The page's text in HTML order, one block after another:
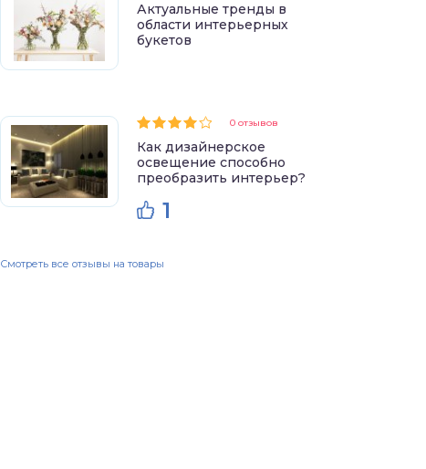
Актуальные тренды в
области интерьерных
букетов
0 отзывов
Как дизайнерское
освещение способно
преобразить интерьер?
1
Смотреть все отзывы на товары